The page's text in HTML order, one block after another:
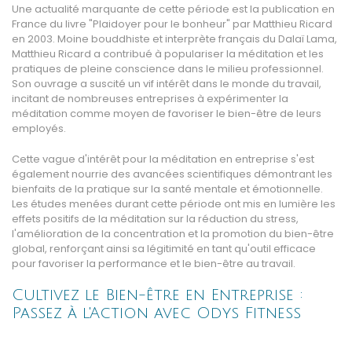
Une actualité marquante de cette période est la publication en
France du livre "Plaidoyer pour le bonheur" par Matthieu Ricard
en 2003. Moine bouddhiste et interprète français du Dalaï Lama,
Matthieu Ricard a contribué à populariser la méditation et les
pratiques de pleine conscience dans le milieu professionnel.
Son ouvrage a suscité un vif intérêt dans le monde du travail,
incitant de nombreuses entreprises à expérimenter la
méditation comme moyen de favoriser le bien-être de leurs
employés.
Cette vague d'intérêt pour la méditation en entreprise s'est
également nourrie des avancées scientifiques démontrant les
bienfaits de la pratique sur la santé mentale et émotionnelle.
Les études menées durant cette période ont mis en lumière les
effets positifs de la méditation sur la réduction du stress,
l'amélioration de la concentration et la promotion du bien-être
global, renforçant ainsi sa légitimité en tant qu'outil efficace
pour favoriser la performance et le bien-être au travail.
Cultivez le Bien-être en Entreprise :
Passez à l'Action avec Odys Fitness